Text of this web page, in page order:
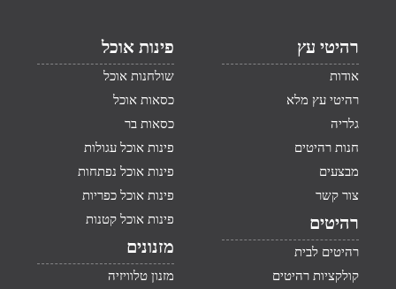
רהיטי עץ
אודות
רהיטי עץ מלא
גלריה
חנות רהיטים
מבצעים
צור קשר
רהיטים
רהיטים לבית
קולקציות רהיטים
פינות אוכל
שולחנות אוכל
כסאות אוכל
כסאות בר
פינות אוכל עגולות
פינות אוכל נפתחות
פינות אוכל כפריות
פינות אוכל קטנות
מזנונים
מזנון טלוויזיה